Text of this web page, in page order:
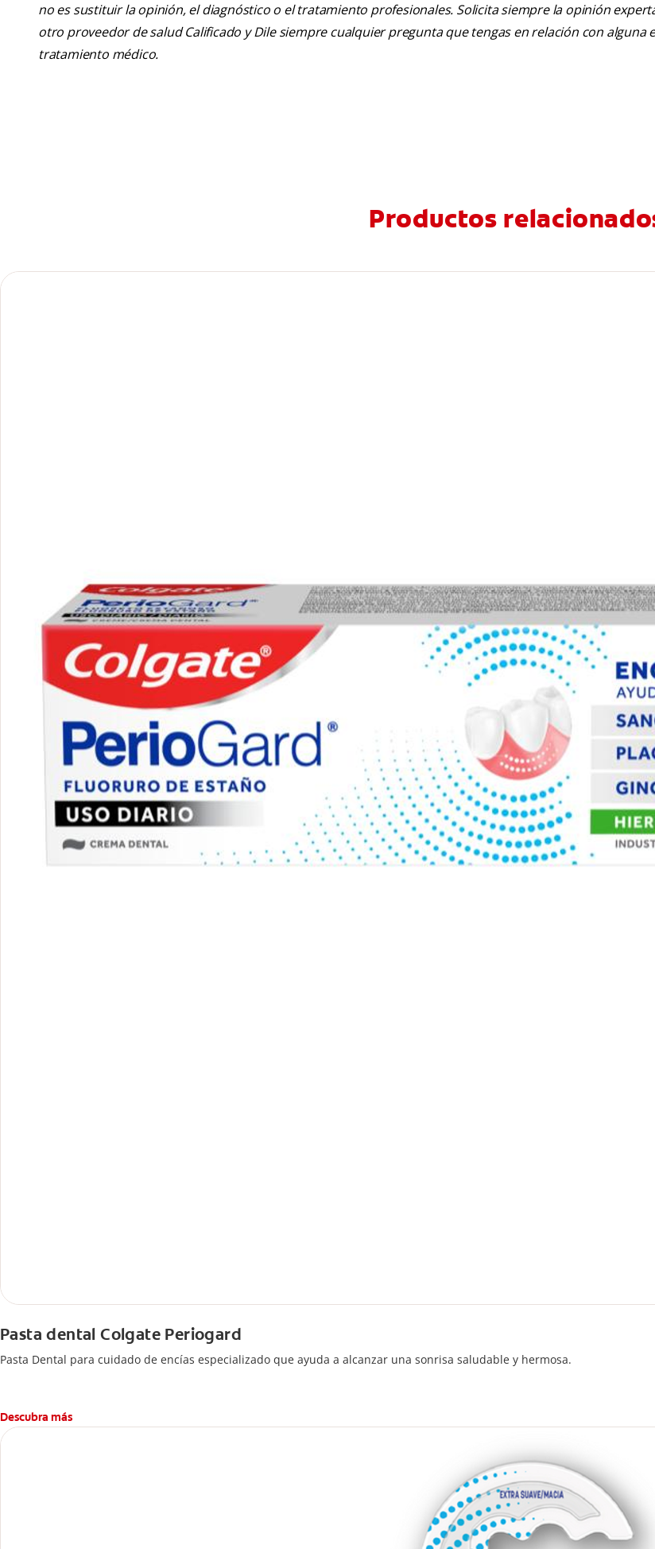
no es sustituir la opinión, el diagnóstico o el tratamiento profesionales. Solicita siempre la opinión
otro proveedor de salud Calificado y Dile siempre cualquier pregunta que tengas en relación con alguna
tratamiento médico.
Productos
Pasta dental Colgate Periogard
Pasta Dental para cuidado de encías especializado que ayuda a alcanzar una sonrisa saludable y hermosa.
Descubra más